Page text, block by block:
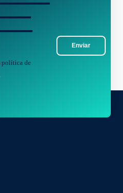
Enviar
política de